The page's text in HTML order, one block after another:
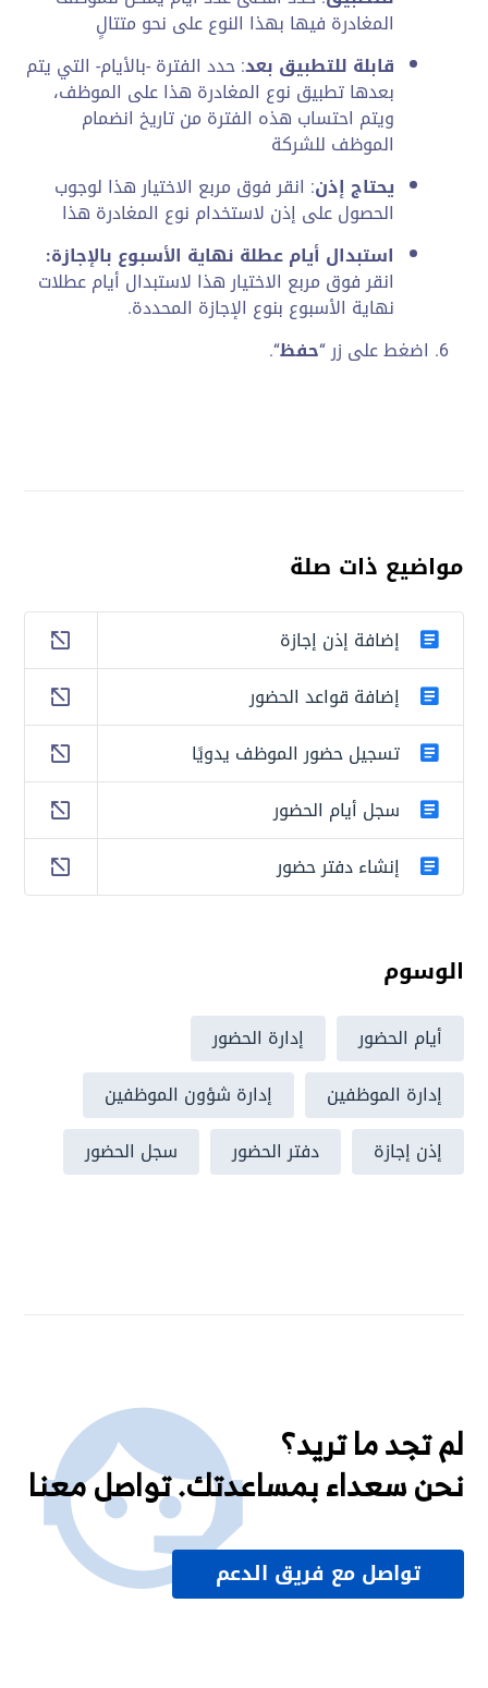
المغادرة فيها بهذا النوع على نحو متتالٍ
قابلة للتطبيق بعد: حدد الفترة -بالأيام- التي يتم
بعدها تطبيق نوع المغادرة هذا على الموظف،
ويتم احتساب هذه الفترة من تاريخ انضمام
الموظف للشركة
يحتاج إذن: انقر فوق مربع الاختيار هذا لوجوب
الحصول على إذن لاستخدام نوع المغادرة هذا
استبدال أيام عطلة نهاية الأسبوع بالإجازة:
انقر فوق مربع الاختيار هذا لاستبدال أيام عطلات
نهاية الأسبوع بنوع الإجازة المحددة.
اضغط على زر “حفظ“.
مواضيع ذات صلة
إضافة إذن إجازة
إضافة قواعد الحضور
تسجيل حضور الموظف يدويًا
سجل أيام الحضور
إنشاء دفتر حضور
الوسوم
أيام الحضور
إدارة الحضور
إدارة الموظفين
إدارة شؤون الموظفين
إذن إجازة
دفتر الحضور سجل الحضور
لم تجد ما تريد؟
نحن سعداء بمساعدتك. تواصل معنا
تواصل مع فريق الدعم